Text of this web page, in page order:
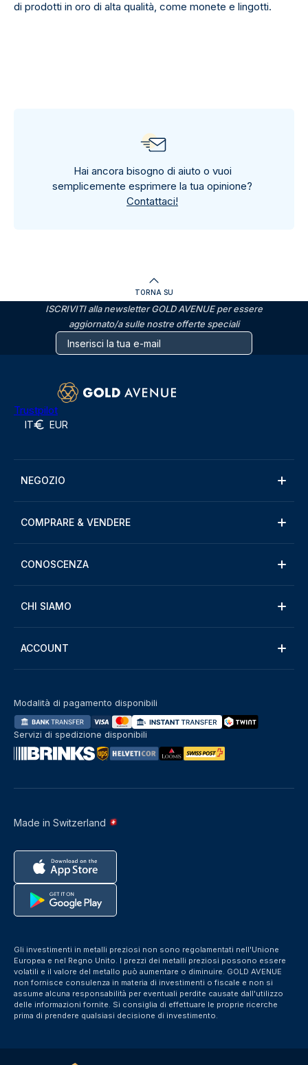
di prodotti in oro di alta qualità, come monete e lingotti.
Hai ancora bisogno di aiuto o vuoi
semplicemente esprimere la tua opinione?
Contattaci!
TORNA SU
ISCRIVITI alla newsletter GOLD AVENUE per essere
aggiornato/a sulle nostre offerte speciali
Trustpilot
IT EUR
NEGOZIO
COMPRARE & VENDERE
CONOSCENZA
CHI SIAMO
ACCOUNT
Made in Switzerland
Modalità di pagamento disponibili
Servizi di spedizione disponibili
Gli investimenti in metalli preziosi non sono regolamentati nell'Unione
Europea e nel Regno Unito. I prezzi dei metalli preziosi possono essere
volatili e il valore del metallo può aumentare o diminuire. GOLD AVENUE
non fornisce consulenza in materia di investimenti o fiscale e non si
assume alcuna responsabilità per eventuali perdite causate dall'utilizzo
delle informazioni fornite. Si consiglia di effettuare le proprie ricerche
prima di prendere qualsiasi decisione di investimento.